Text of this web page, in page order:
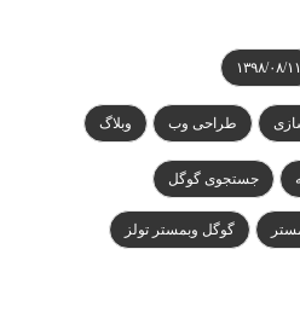
۱۳۹۸/۰۸/۱۱
طراحی وب وبلاگ
جستجوی گوگل
گوگل وبمستر تولز